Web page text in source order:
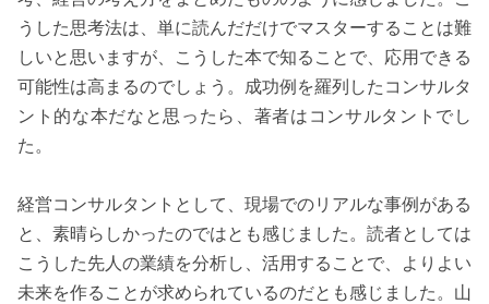
うした思考法は、単に読んだだけでマスターすることは難
しいと思いますが、こうした本で知ることで、応用できる
可能性は高まるのでしょう。成功例を羅列したコンサルタ
ント的な本だなと思ったら、著者はコンサルタントでし
た。
経営コンサルタントとして、現場でのリアルな事例がある
と、素晴らしかったのではとも感じました。読者としては
こうした先人の業績を分析し、活用することで、よりよい
未来を作ることが求められているのだとも感じました。山